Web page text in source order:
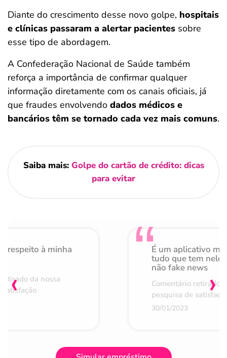
Diante do crescimento desse novo golpe, hospitais
e clínicas passaram a alertar pacientes sobre
esse tipo de abordagem.
A Confederação Nacional de Saúde também
reforça a importância de confirmar qualquer
informação diretamente com os canais oficiais, já
que fraudes envolvendo dados médicos e
bancários têm se tornado cada vez mais comuns.
Saiba mais: Golpe do cartão de crédito: dicas
para evitar
respeito à minha
da nossa
É um aplicativo
tudo que tem nele
não fake news
Comentário retirado
pesquisa de
30/01/2023
‹ ›